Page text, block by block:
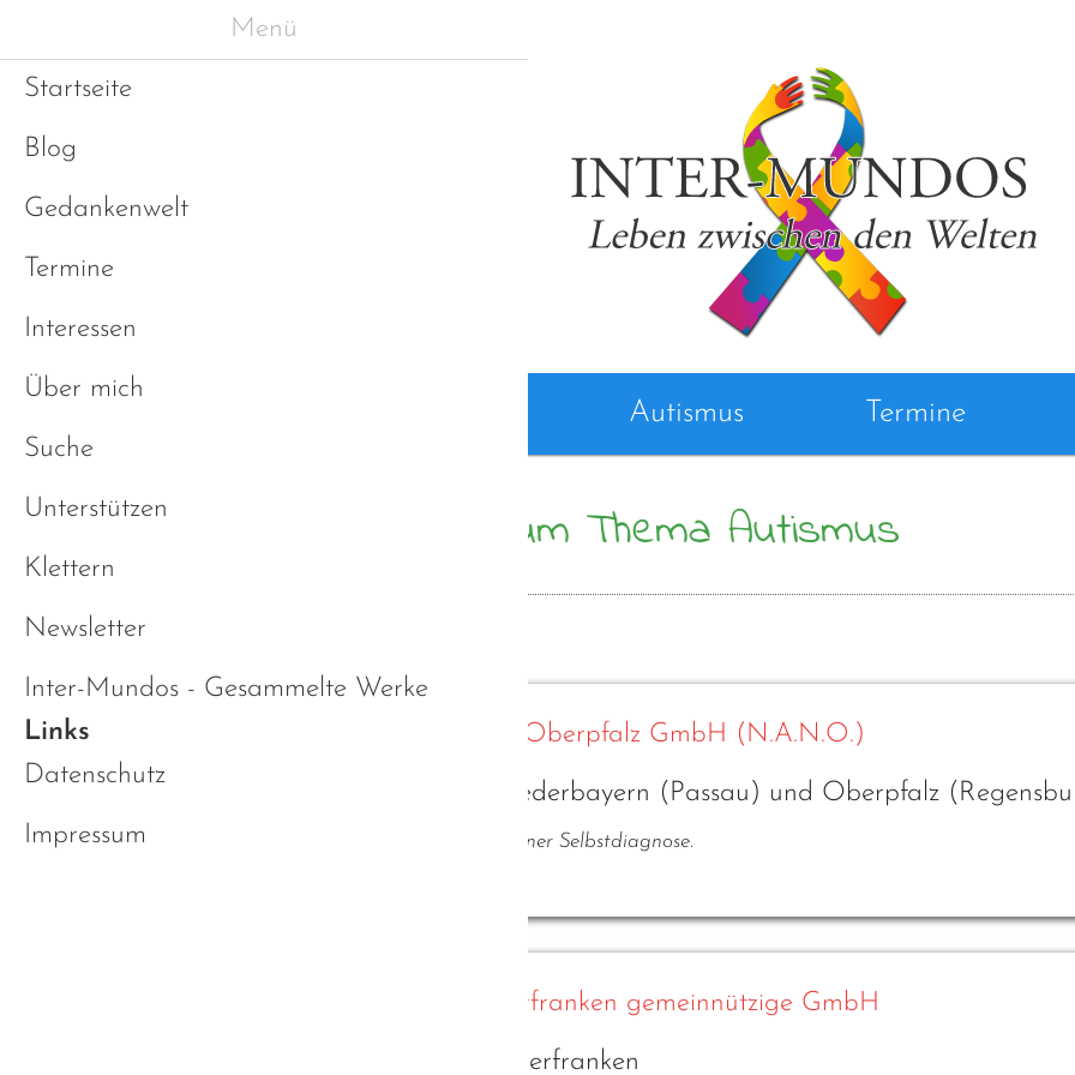
Autismus Termine
Weiterführende Links zum Thema Autismus
Autismuszentren
Netzwerk Autismus Niederbayern Oberpfalz GmbH (N.A.N.O.)
Beratungsstelle für Autismus in Niederbayern (Passau) und Oberpfalz
Meine erste persönliche Anlaufstelle nach meiner Selbstdiagnose.
Autismus-Kompetenzzentrum Oberfranken gemeinnützige GmbH
Beratungsstelle für Autismus in Oberfranken
Menü
Startseite
Blog
Gedankenwelt
Termine
Interessen
Über mich
Suche
Unterstützen
Klettern
Newsletter
Inter-Mundos - Gesammelte Werke
Links
Datenschutz
Impressum